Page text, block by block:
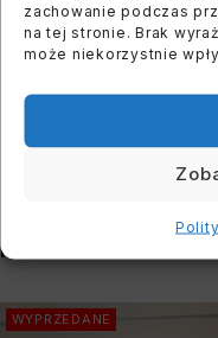
zachowanie podczas
na tej stronie. Brak
może niekorzystnie
You must register to
login or create an
PODOBNE PRODUKTY
WYPRZEDANE